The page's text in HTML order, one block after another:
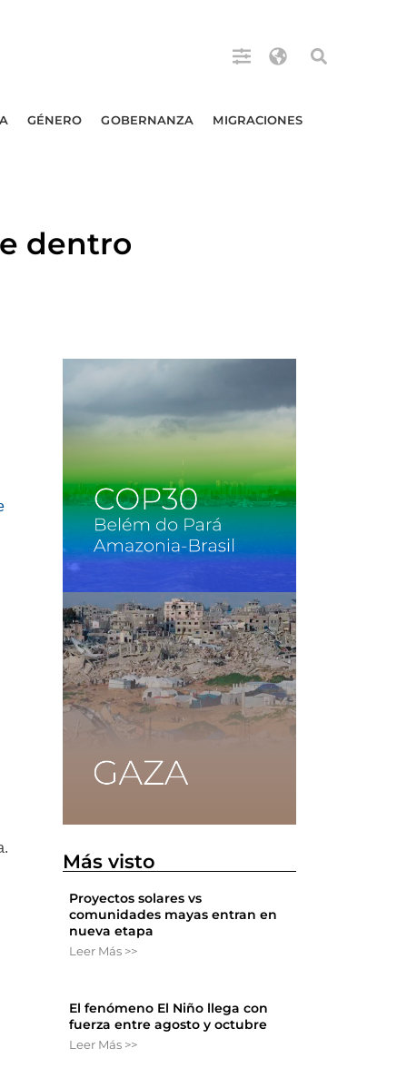
GÉNERO GOBERNANZA MIGRACIONES
dentro
Más visto
Proyectos solares vs
comunidades mayas entran en
nueva etapa
Leer Más >>
El fenómeno El Niño llega con
fuerza entre agosto y octubre
Leer Más >>